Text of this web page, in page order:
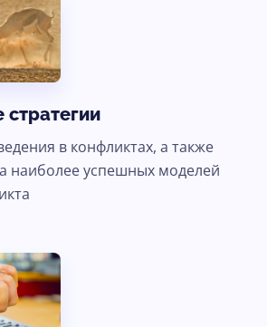
в конфликтах, а также
наиболее успешных моделей